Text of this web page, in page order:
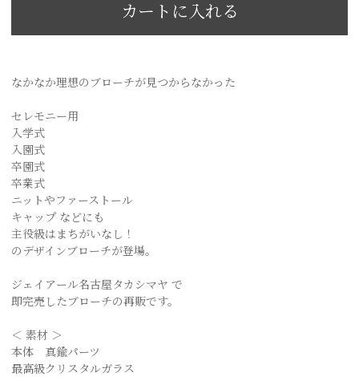
なかなか理想のブローチが見つからなかった
セレモニー用
入学式
入園式
卒園式
卒業式
ニットやファーストール
キャップ などにも
主役級はまちがいなし！
のデザインブローチが登場。
ジェイアール名古屋タカシマヤ で
即完売したブローチの再販です。
＜ 素材 ＞
本体 真鍮パーツ
最高級クリスタルガラス